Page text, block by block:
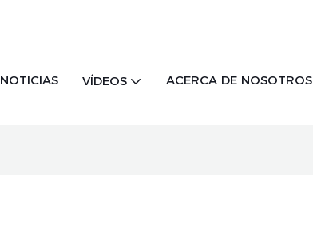
NOTICIAS VÍDEOS ACERCA DE NOSOTROS